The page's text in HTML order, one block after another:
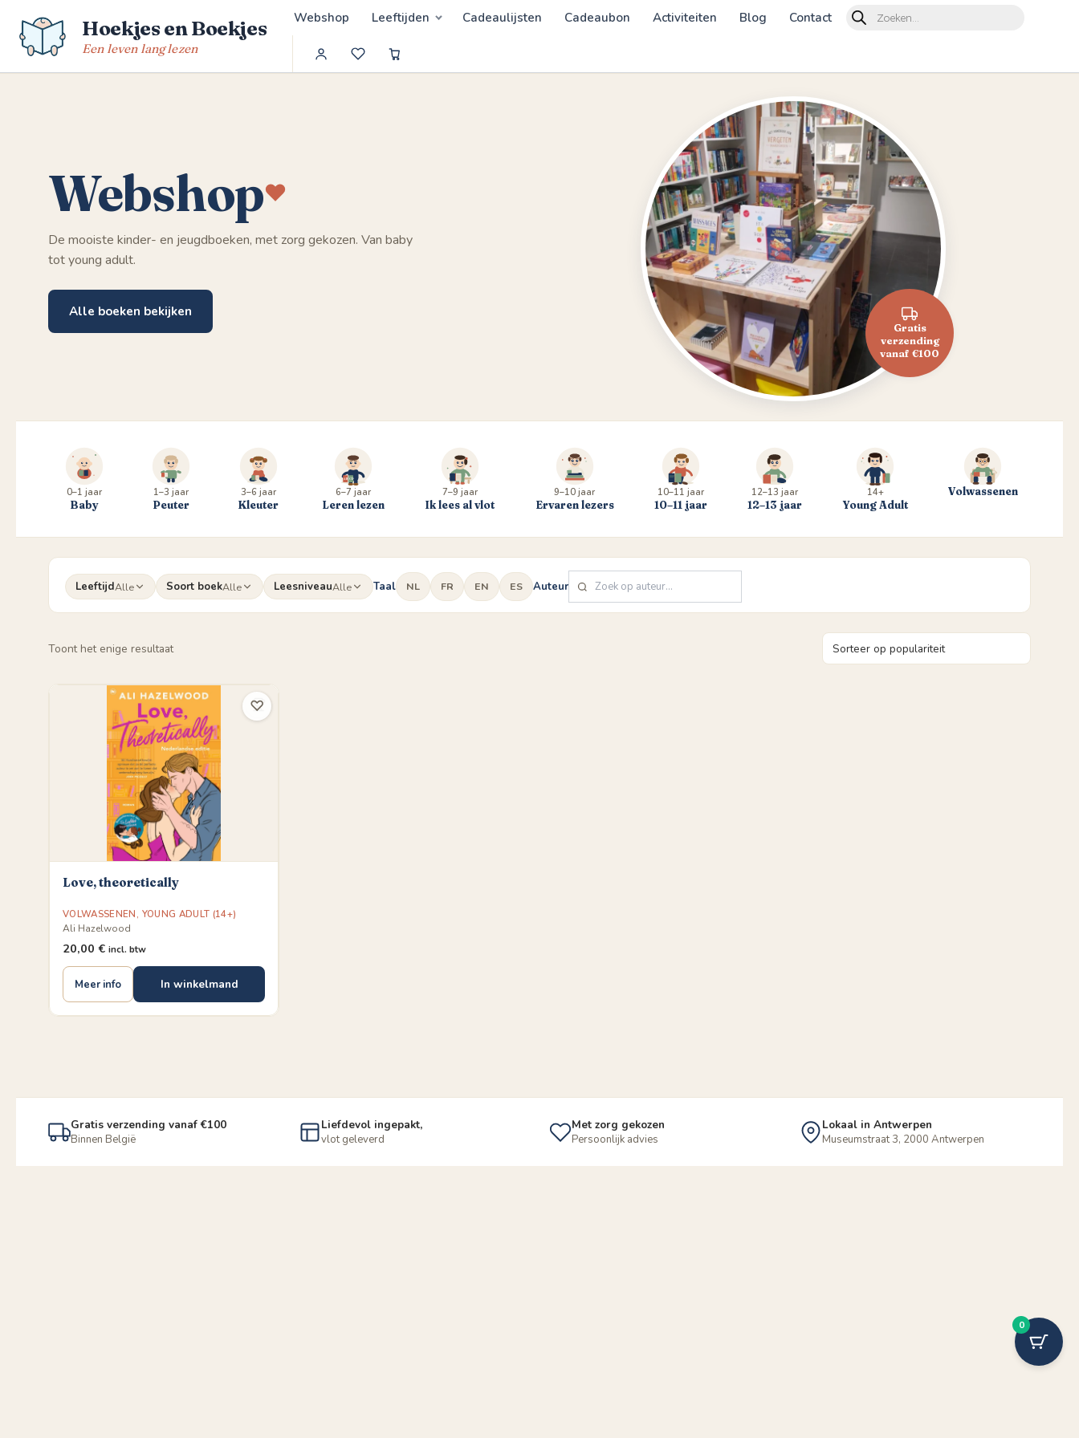
naar
inhoud
Hoekjes en Boekjes
Een leven lang lezen
Webshop Leeftijden Cadeaulijsten Cadeaubon Activiteiten Blog Contact
Products
search
Webshop
De mooiste kinder- en jeugdboeken, met zorg gekozen. Van baby
tot young adult.
Alle boeken bekijken
Gratis
verzending
vanaf €100
0–1 jaar
Baby
1–3 jaar
Peuter
3–6 jaar
Kleuter
6–7 jaar
Leren lezen
7–9 jaar
Ik lees al vlot
9–10 jaar
Ervaren lezers
10–11 jaar
10–11 jaar
12–13 jaar
12–13 jaar
14+
Young Adult
Volwassenen
LeeftijdAlle Soort boekAlle LeesniveauAlle Taal NL FR EN ES Auteur
Toont het enige resultaat
Love, theoretically
VOLWASSENEN, YOUNG ADULT (14+)
Ali Hazelwood
20,00 € incl. btw
Meer info In winkelmand
♡
Gratis verzending vanaf €100
Binnen België
Liefdevol ingepakt,
vlot geleverd
Met zorg gekozen
Persoonlijk advies
Lokaal in Antwerpen
Museumstraat 3, 2000 Antwerpen
0